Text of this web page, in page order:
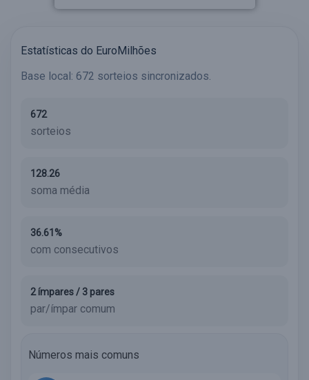
Estatísticas do EuroMilhões
Base local: 672 sorteios sincronizados.
672
sorteios
128.26
soma média
36.61%
com consecutivos
2 ímpares / 3 pares
par/ímpar comum
Números mais comuns